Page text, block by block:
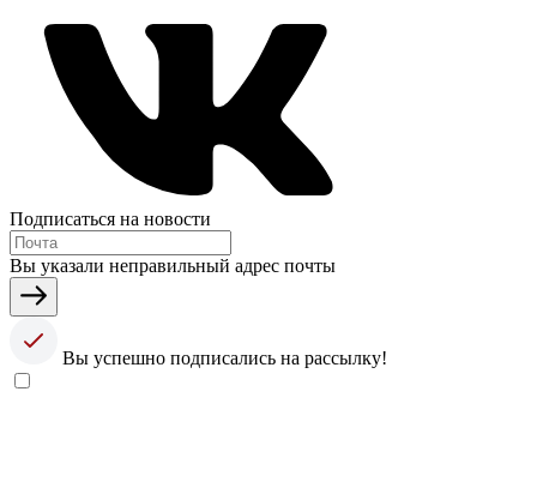
Подписаться на новости
Вы указали неправильный адрес почты
Вы успешно подписались на рассылку!